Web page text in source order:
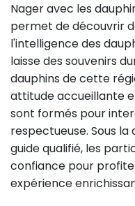
Nager avec les
permet de découvrir
l'intelligence des
laisse des souvenirs
dauphins de cette
attitude accueillante
sont formés pour
respectueuse. Sous
guide qualifié, les
confiance pour
expérience